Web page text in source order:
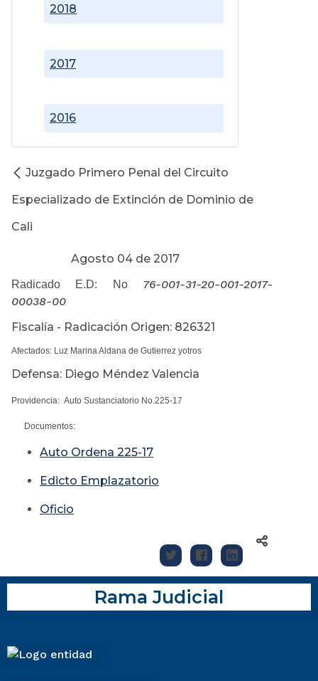
2016
2017
2018
Juzgado Primero Penal del Circuito
Especializado de Extinción de Dominio de
Cali
Agosto 04 de 2017
Radicado E.D: No 76-001-31-20-001-2017-
00038-00
Fiscalía - Radicación Origen: 826321
Afectados: Luz Marina Aldana de Gutierrez yotros
Defensa: Diego Méndez Valencia
Providencia: Auto Sustanciatorio No.225-17
Documentos:
Auto Ordena 225-17
Edicto Emplazatorio
Oficio
Rama Judicial